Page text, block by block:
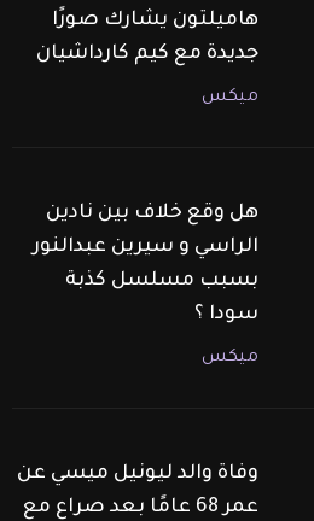
هاميلتون يشارك صورًا
جديدة مع كيم كارداشيان
ميكس
هل وقع خلاف بين نادين
الراسي و سيرين عبدالنور
بسبب مسلسل كذبة
سودا ؟
ميكس
وفاة والد ليونيل ميسي عن
عمر 68 عامًا بعد صراع مع